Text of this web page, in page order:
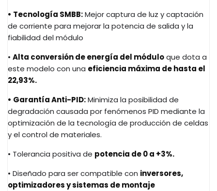
• Tecnología SMBB:Mejor captura de luz y captación
de corriente para mejorar la potencia de salida y la
fiabilidad del módulo
• Alta conversión de energía del móduloque dota a
este modelo con una eficiencia máxima de hasta el
22,93%.
• Garantía Anti-PID:Minimiza la posibilidad de
degradación causada por fenómenos PID mediante la
optimización de la tecnología de producción de celdas
y el control de materiales.
• Tolerancia positiva de potencia de 0 a +3%.
• Diseñado para ser compatible con inversores,
optimizadores y sistemas de montaje